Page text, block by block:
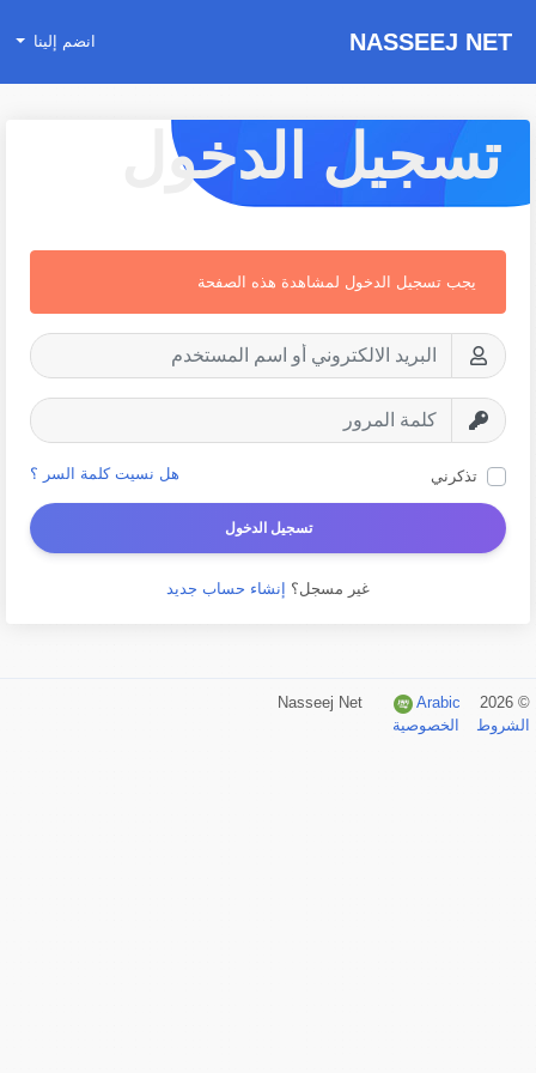
NASSEEJ NET انضم إلينا
تسجيل الدخول
يجب تسجيل الدخول لمشاهدة هذه الصفحة
تذكرني هل نسيت كلمة السر ؟
تسجيل الدخول
غير مسجل؟ إنشاء حساب جديد
© 2026 Nasseej Net
Arabic
الشروط
الخصوصية